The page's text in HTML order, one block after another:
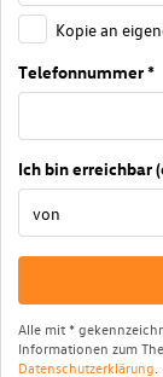
Kopie an
Telefonnummer *
Ich bin erreichbar
Alle mit *
Informationen zum
Datenschutzerklärung.